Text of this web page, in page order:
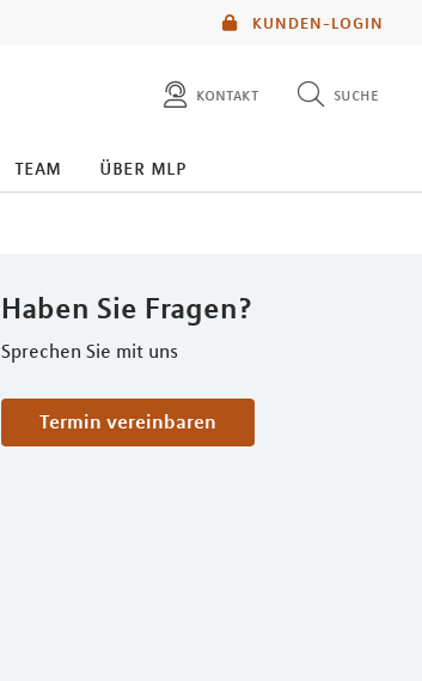
KUNDEN-LOGIN
kontakt suche
diese website durchsuchen
team über mlp
Haben Sie Fragen?
Sprechen Sie mit uns
Termin vereinbaren